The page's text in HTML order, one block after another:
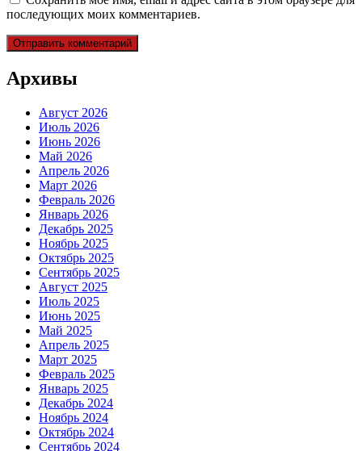
последующих моих комментариев.
Архивы
Август 2026
Июль 2026
Июнь 2026
Май 2026
Апрель 2026
Март 2026
Февраль 2026
Январь 2026
Декабрь 2025
Ноябрь 2025
Октябрь 2025
Сентябрь 2025
Август 2025
Июль 2025
Июнь 2025
Май 2025
Апрель 2025
Март 2025
Февраль 2025
Январь 2025
Декабрь 2024
Ноябрь 2024
Октябрь 2024
Сентябрь 2024